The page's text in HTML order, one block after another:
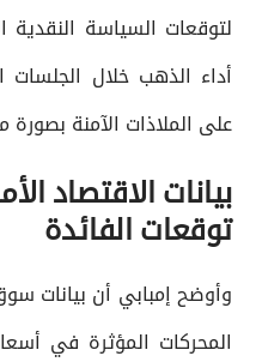
لتوقعات السياسة
أداء الذهب خلال الجلسات
على الملاذات الآمنة بصورة
بيانات الاقتصاد
توقعات الفائدة
وأوضح إمبابي أن بيانات
المحركات المؤثرة في